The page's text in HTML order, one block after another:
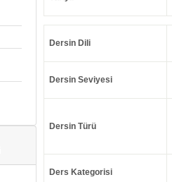
Dersin Dili
Dersin Seviyesi
Dersin Türü
Ders Kategorisi